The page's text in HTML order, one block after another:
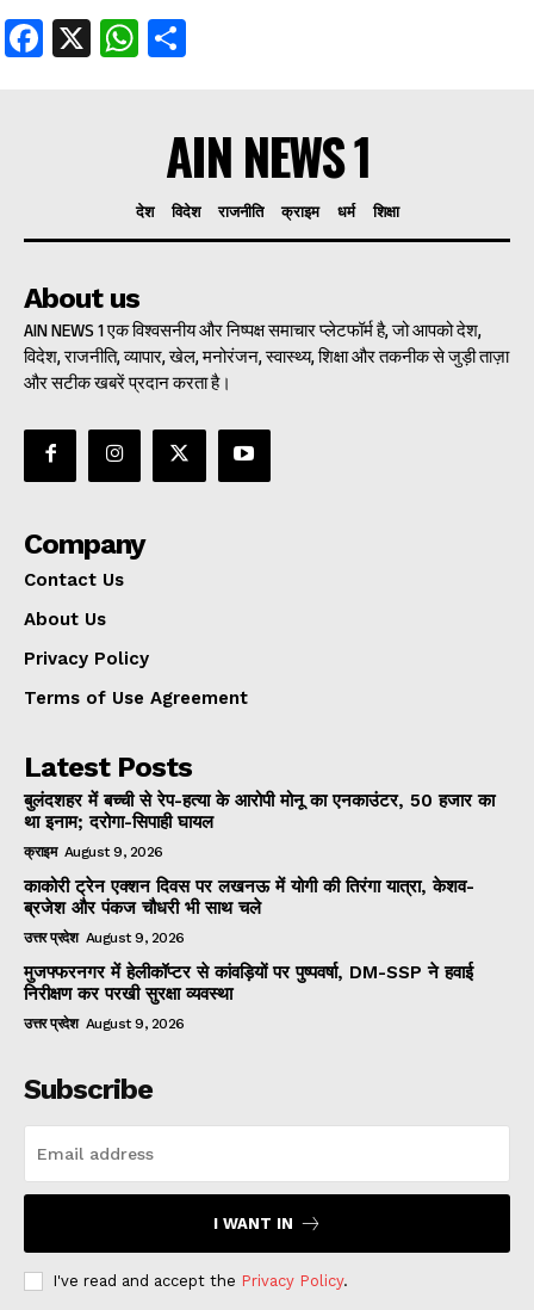
Facebook
X WhatsApp
AIN NEWS 1
देश विदेश राजनीति क्राइम धर्म शिक्षा
About us
AIN NEWS 1 एक विश्वसनीय और निष्पक्ष समाचार प्लेटफॉर्म है, जो आपको देश,
विदेश, राजनीति, व्यापार, खेल, मनोरंजन, स्वास्थ्य, शिक्षा और तकनीक से जुड़ी ताज़ा
और सटीक खबरें प्रदान करता है।
Company
Contact Us
About Us
Privacy Policy
Terms of Use Agreement
Latest Posts
बुलंदशहर में बच्ची से रेप-हत्या के आरोपी मोनू का एनकाउंटर, 50 हजार का
था इनाम; दरोगा-सिपाही घायल
क्राइम August 9, 2026
काकोरी ट्रेन एक्शन दिवस पर लखनऊ में योगी की तिरंगा यात्रा, केशव-
ब्रजेश और पंकज चौधरी भी साथ चले
उत्तर प्रदेश August 9, 2026
मुजफ्फरनगर में हेलीकॉप्टर से कांवड़ियों पर पुष्पवर्षा, DM-SSP ने हवाई
निरीक्षण कर परखी सुरक्षा व्यवस्था
उत्तर प्रदेश August 9, 2026
Subscribe
I WANT IN
I've read and accept the Privacy Policy.